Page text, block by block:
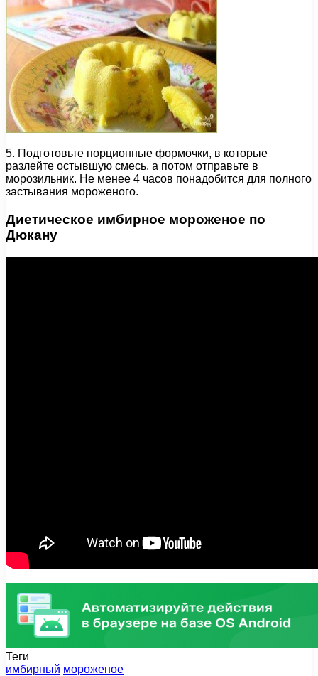
5. Подготовьте порционные формочки, в которые
разлейте остывшую смесь, а потом отправьте в
морозильник. Не менее 4 часов понадобится для полного
застывания мороженого.
Диетическое имбирное мороженое по
Дюкану
Теги
имбирный мороженое